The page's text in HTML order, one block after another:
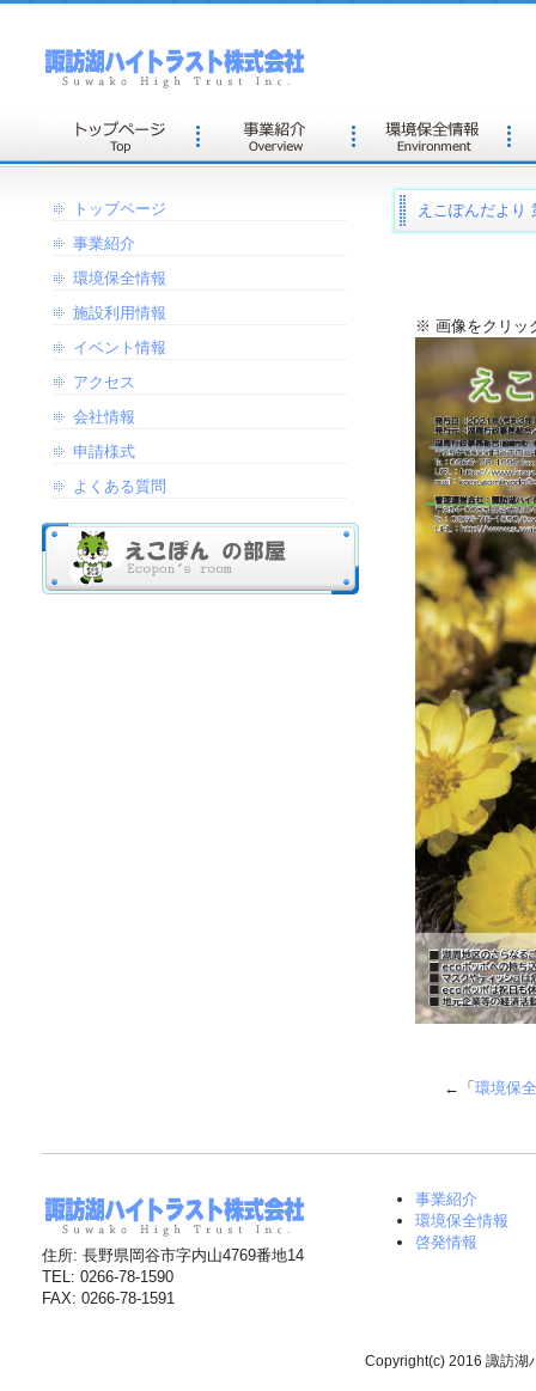
えこぽんだより
※ 画像をクリッ
←「 環境保
トップページ
事業紹介
環境保全情報
施設利用情報
イベント情報
アクセス
会社情報
申請様式
よくある質問
住所: 長野県岡谷市字内山4769番地14
TEL: 0266-78-1590
FAX: 0266-78-1591
事業紹介
環境保全情報
啓発情報
Copyright(c) 2016 諏訪湖